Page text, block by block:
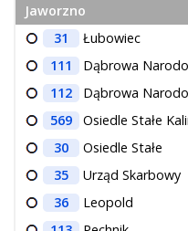
Jaworzno
31
Łubowiec
111
Dąbrowa
112
Dąbrowa
569
Osiedle Stałe
30
Osiedle Stałe
35
Urząd Skarbowy
36
Leopold